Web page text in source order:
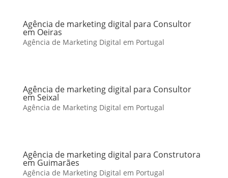
Agência de marketing digital para Consultor
em Oeiras
Agência de Marketing Digital em Portugal
Agência de marketing digital para Consultor
em Seixal
Agência de Marketing Digital em Portugal
Agência de marketing digital para Construtora
em Guimarães
Agência de Marketing Digital em Portugal